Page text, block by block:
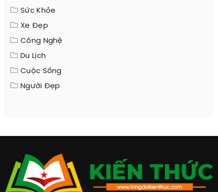
Sức Khỏe
Xe Đẹp
Công Nghệ
Du Lịch
Cuộc Sống
Người Đẹp